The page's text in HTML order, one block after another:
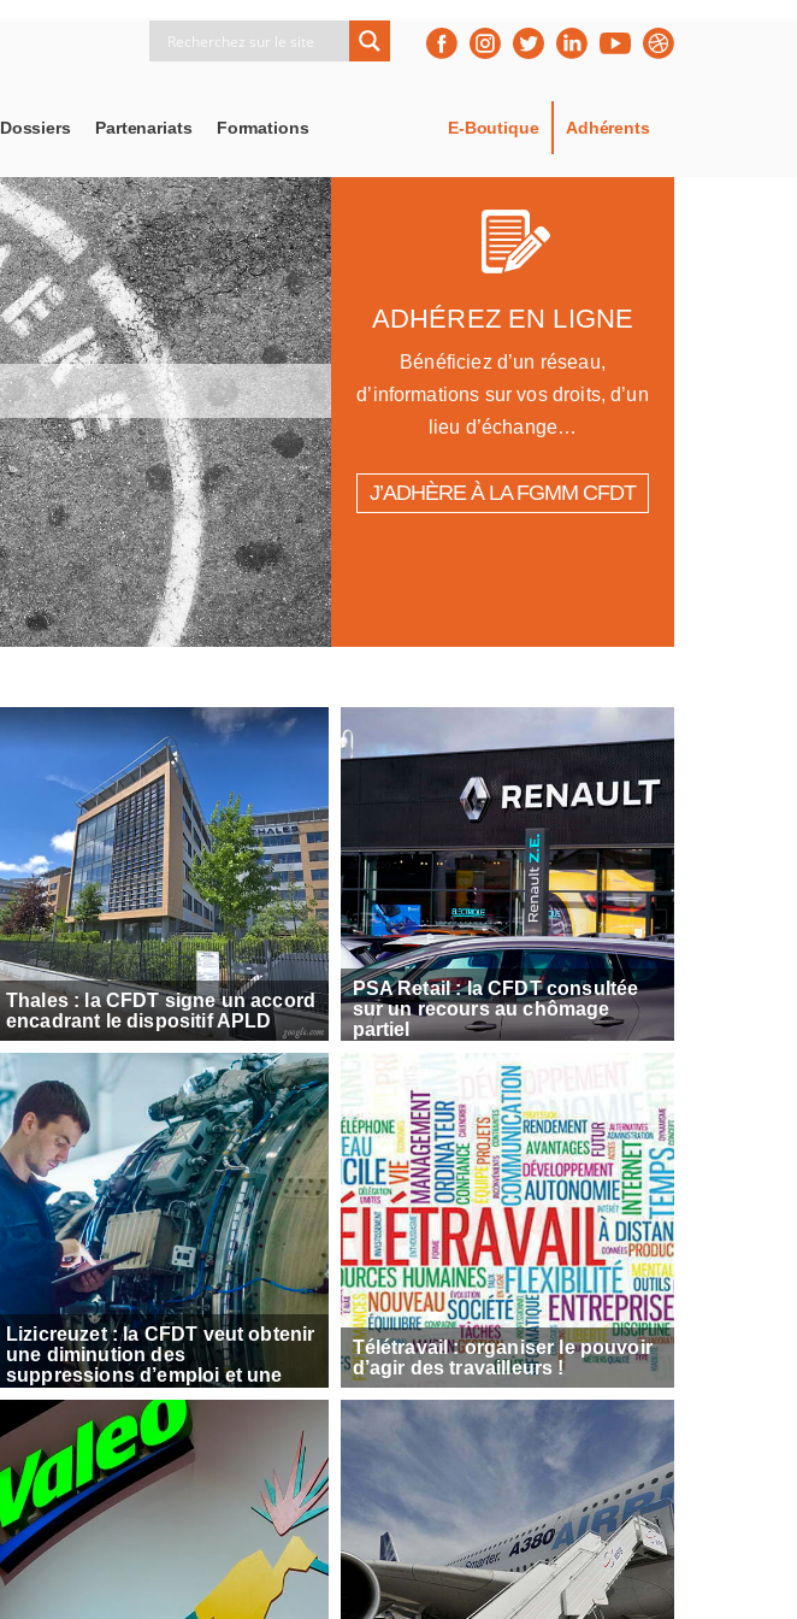
Dossiers Partenariats Formations E-Boutique Adhérents
ADHÉREZ EN LIGNE
Bénéficiez d’un réseau,
d’informations sur vos droits, d’un
lieu d’échange…
J’ADHÈRE À LA FGMM CFDT
Thales : la CFDT signe un accord
encadrant le dispositif APLD
PSA Retail : la CFDT consultée
sur un recours au chômage
partiel
Lizicreuzet : la CFDT veut obtenir
une diminution des
suppressions d’emploi et une
contribution de la holding
Télétravail : organiser le pouvoir
d’agir des travailleurs !